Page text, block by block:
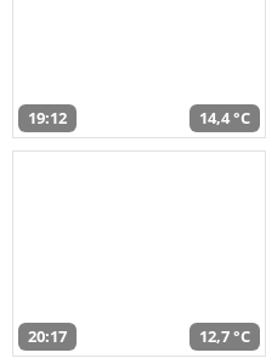
19:12 14,4 °C
20:17 12,7 °C